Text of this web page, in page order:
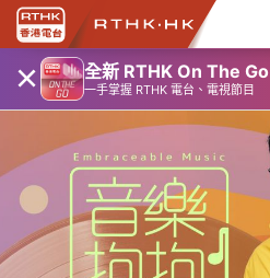
× 全新 RTHK On The Go
一手掌握 RTHK 電台、電視節目